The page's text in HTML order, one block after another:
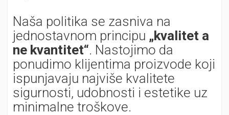
Naša politika se zasniva na
jednostavnom principu „kvalitet a
ne kvantitet“. Nastojimo da
ponudimo klijentima proizvode koji
ispunjavaju najviše kvalitete
sigurnosti, udobnosti i estetike uz
minimalne troškove.